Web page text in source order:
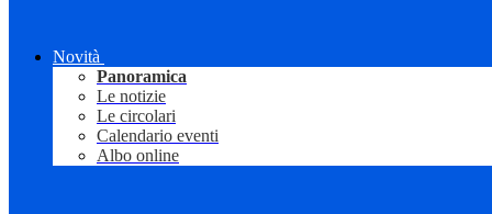
Novità
Panoramica
Le notizie
Le circolari
Calendario eventi
Albo online